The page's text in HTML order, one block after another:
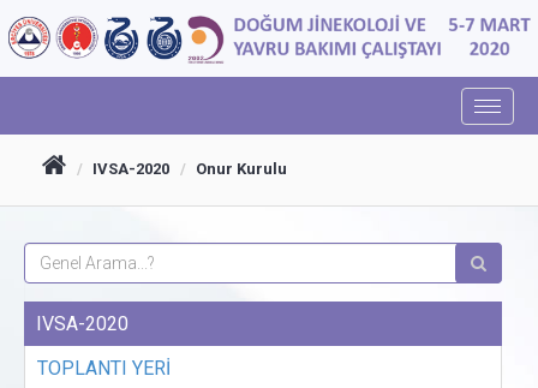
IVSA-2020 Onur Kurulu
IVSA-2020
TOPLANTI YERİ